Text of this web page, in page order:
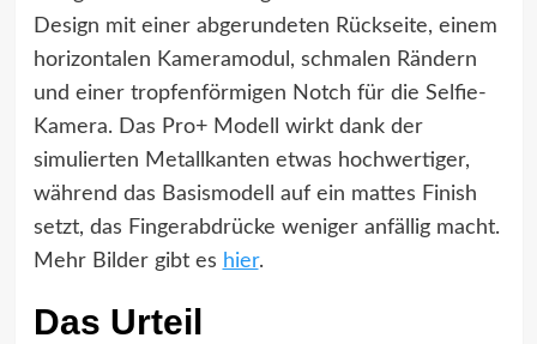
Design mit einer abgerundeten Rückseite, einem
horizontalen Kameramodul, schmalen Rändern
und einer tropfenförmigen Notch für die Selfie-
Kamera. Das Pro+ Modell wirkt dank der
simulierten Metallkanten etwas hochwertiger,
während das Basismodell auf ein mattes Finish
setzt, das Fingerabdrücke weniger anfällig macht.
Mehr Bilder gibt es hier.
Das Urteil